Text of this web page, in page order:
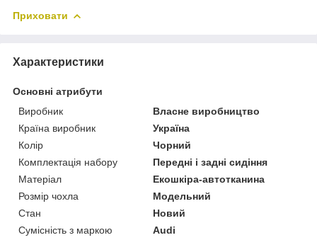
Приховати
Характеристики
Основні атрибути
Виробник
Власне виробництво
Країна виробник
Україна
Колір
Чорний
Комплектація набору
Передні і задні сидіння
Матеріал
Екошкіра-автотканина
Розмір чохла
Модельний
Стан
Новий
Сумісність з маркою
Audi